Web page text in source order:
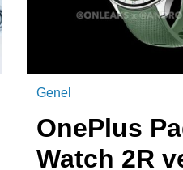
Genel
OnePlus
Watch 2R